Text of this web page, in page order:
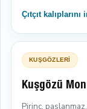
Çıtçıt kalıplarını
KUŞGÖZLERİ
Kuşgözü
Pirinç,